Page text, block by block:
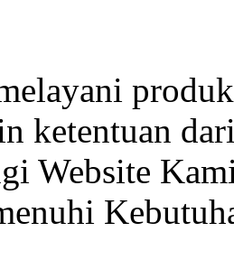
produk
ketentuan
Website